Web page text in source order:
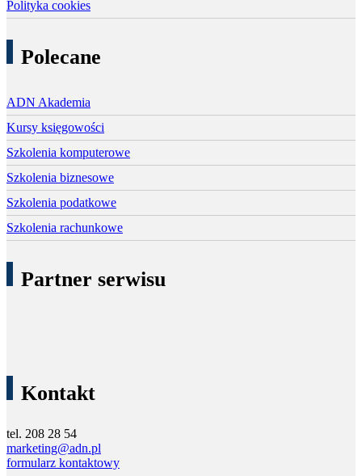
Polityka cookies
Polecane
ADN Akademia
Kursy księgowości
Szkolenia komputerowe
Szkolenia biznesowe
Szkolenia podatkowe
Szkolenia rachunkowe
Partner serwisu
Kontakt
tel. 208 28 54
marketing@adn.pl
formularz kontaktowy